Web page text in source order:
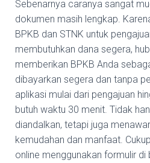
Sebenarnya caranya sangat
dokumen masih lengkap.
BPKB dan STNK untuk
membutuhkan dana segera,
memberikan BPKB Anda
dibayarkan segera dan tanpa
aplikasi mulai dari pengajuan
butuh waktu 30 menit. Tidak
diandalkan, tetapi juga
kemudahan dan manfaat.
online menggunakan formulir di